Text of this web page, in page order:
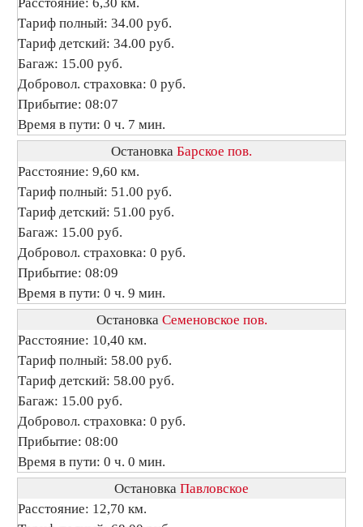
Тариф полный: 34.00 руб.
Тариф детский: 34.00 руб.
Багаж: 15.00 руб.
Добровол. страховка: 0 руб.
Прибытие: 08:07
Время в пути: 0 ч. 7 мин.
Остановка Барское пов.
Расстояние: 9,60 км.
Тариф полный: 51.00 руб.
Тариф детский: 51.00 руб.
Багаж: 15.00 руб.
Добровол. страховка: 0 руб.
Прибытие: 08:09
Время в пути: 0 ч. 9 мин.
Остановка Семеновское пов.
Расстояние: 10,40 км.
Тариф полный: 58.00 руб.
Тариф детский: 58.00 руб.
Багаж: 15.00 руб.
Добровол. страховка: 0 руб.
Прибытие: 08:00
Время в пути: 0 ч. 0 мин.
Остановка Павловское
Расстояние: 12,70 км.